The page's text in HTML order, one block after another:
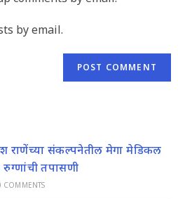
by email.
राणेंच्या संकल्पनेतील मेगा मेडिकल
रुग्णांची तपासणी
COMMENTS